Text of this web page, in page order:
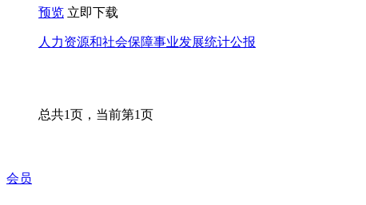
预览 立即下载
人力资源和社会保障事业发展统计公报
总共1页，当前第1页
会员